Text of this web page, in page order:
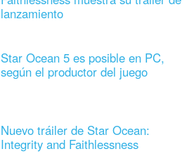
lanzamiento
Star Ocean 5 es posible en PC,
según el productor del juego
Nuevo tráiler de Star Ocean:
Integrity and Faithlessness